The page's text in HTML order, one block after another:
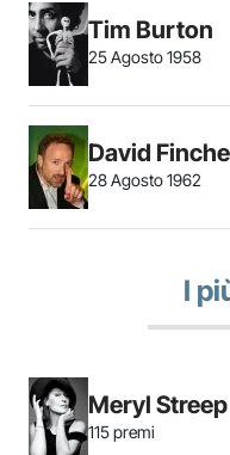
Tim Burton
25 Agosto 1958
David
28 Agosto 1962
I
Meryl Streep
115 premi